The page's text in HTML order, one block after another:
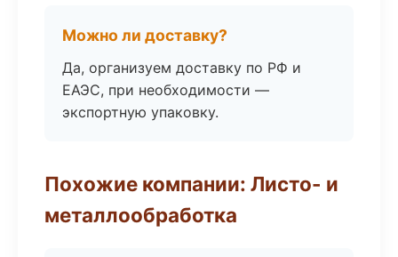
Можно ли доставку?
Да, организуем доставку по РФ и
ЕАЭС, при необходимости —
экспортную упаковку.
Похожие компании: Листо- и
металлообработка